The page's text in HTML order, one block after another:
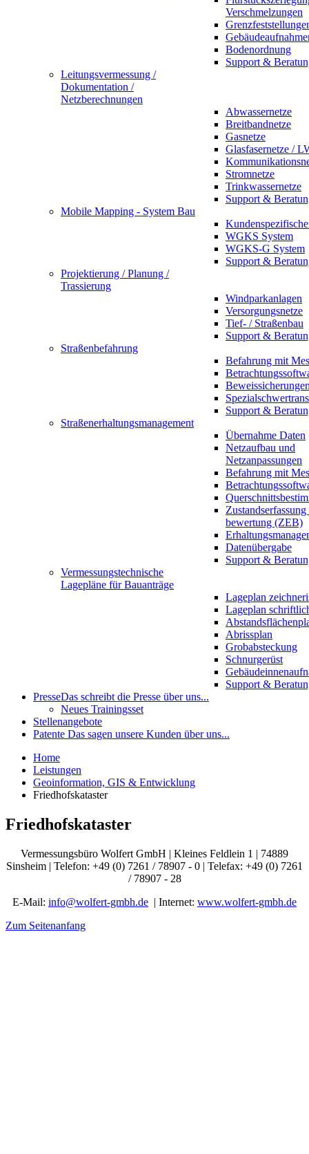
Verschmelzungen
Bodenordnung
Support &
Leitungsvermessung /
Dokumentation /
Netzberechnungen
Abwassernetze
Breitbandnetze
Gasnetze
Glasfasernetze /
Stromnetze
Trinkwassernetze
Support &
Mobile Mapping - System Bau
WGKS System
WGKS-G System
Support &
Projektierung / Planung /
Trassierung
Windparkanlagen
Versorgungsnetze
Tief- / Straßenbau
Support &
Straßenbefahrung
Befahrung mit
Support &
Straßenerhaltungsmanagement
Übernahme Daten
Netzaufbau und
Netzanpassungen
Befahrung mit
bewertung (ZEB)
Datenübergabe
Support &
Vermessungstechnische
Lagepläne für Bauanträge
Lageplan
Lageplan
Abrissplan
Grobabsteckung
Schnurgerüst
Support &
PresseDas schreibt die Presse über uns...
Neues Trainingsset
Stellenangebote
Patente Das sagen unsere Kunden über uns...
Home
Leistungen
Geoinformation, GIS & Entwicklung
Friedhofskataster
Friedhofskataster
Vermessungsbüro Wolfert GmbH | Kleines Feldlein 1 | 74889
Sinsheim | Telefon: +49 (0) 7261 / 78907 - 0 | Telefax: +49 (0) 7261
/ 78907 - 28
E-Mail: info@wolfert-gmbh.de | Internet: www.wolfert-gmbh.de
Zum Seitenanfang